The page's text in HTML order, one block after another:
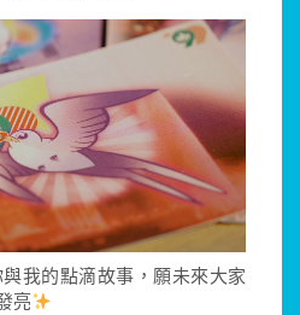
我的點滴故事，願未來大家
亮